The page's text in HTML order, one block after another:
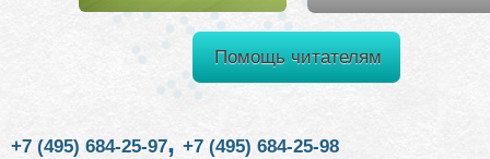
Помощь читателям
+7 (495) 684-25-97, +7 (495) 684-25-98